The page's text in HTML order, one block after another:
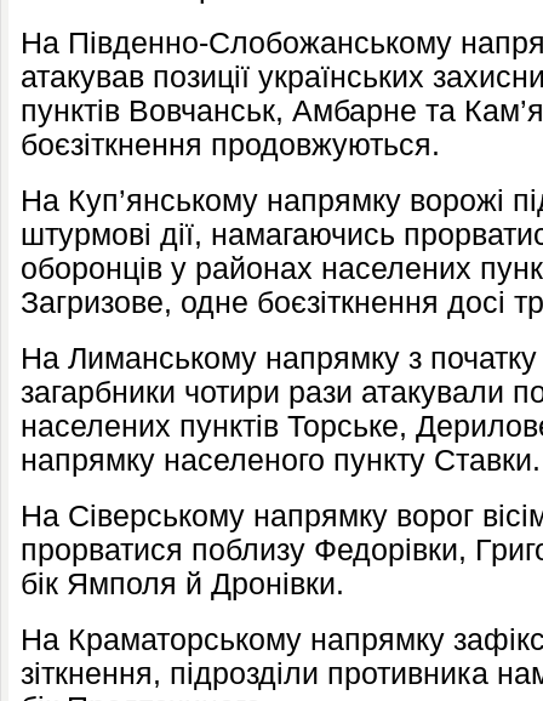
На Південно-Слобожанському
атакував позиції українських
пунктів Вовчанськ, Амбарне та
боєзіткнення продовжуються.
На Куп’янському напрямку ворожі
штурмові дії, намагаючись
оборонців у районах населених
Загризове, одне боєзіткнення досі
На Лиманському напрямку з початку
загарбники чотири рази атакували
населених пунктів Торське,
напрямку населеного пункту Ставки.
На Сіверському напрямку ворог
прорватися поблизу Федорівки,
бік Ямполя й Дронівки.
На Краматорському напрямку
зіткнення, підрозділи противника